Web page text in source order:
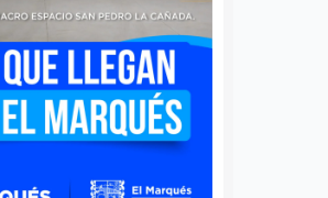
Buscará Fiscalía de
Querétaro mantener en
prisión preventiva a
neurocirujano acusado